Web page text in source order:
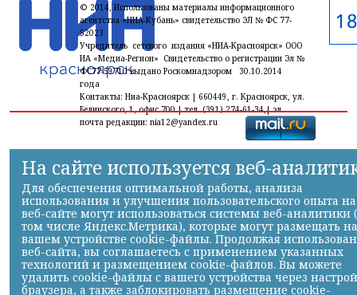
© 2014, Использованы материалы информационного
агентства «НИА-Кубань» свидетельство ЭЛ № ФС 77-
52023
Учредитель сетевого издания «НИА-Красноярск» ООО
ИА «Медиа-Регион» Свидетельство о регистрации Эл №
ФС77-59710 выдано Роскомнадзором 30.10.2014
года
Контакты: Ниа-Красноярск | 660449, г. Красноярск, ул.
Белинского, 1, офис 700 | тел. (391) 274-61-34,| эл.
почта редакции: nia12@yandex.ru
На сайте используется веб-
Для обеспечения оптимальной работы, анализа
использования и улучшения пользовательского опыта на
веб-сайте могут использоваться системы веб-аналитики
том числе Яндекс.Метрика), которые могут размещать на
вашем устройстве cookie-файлы. Продолжая
веб-сайта, вы соглашаетесь с применением указанных
технологий и размещением cookie-файлов. Вы можете
удалить cookie-файлы с вашего устройства через
браузера, а также заблокировать размещение cookie-